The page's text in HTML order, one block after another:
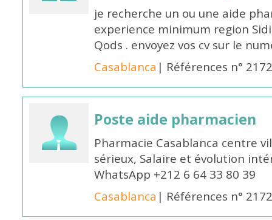
je recherche un ou une aide
experience minimum region
Qods . envoyez vos cv sur le
Casablanca | Références n°
Poste aide pharmacien
Pharmacie Casablanca centre
sérieux, Salaire et évolution
WhatsApp +212 6 64 33 80 39
Casablanca | Références n°